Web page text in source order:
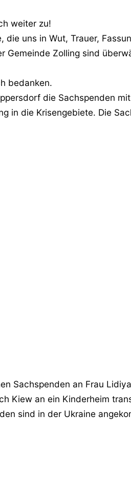
weiter zu!
uns in Wut, Trauer,
Gemeinde Zolling sind
bedanken.
die Sachspenden
in die Krisengebiete. Die
Sachspenden an Frau
Kiew an ein Kinderheim
sind in der Ukraine